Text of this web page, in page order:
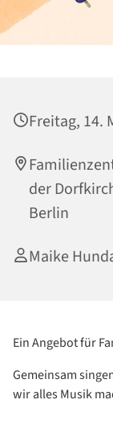
Freitag, 14.
der
Berlin
Maike
Ein Angebot für
Gemeinsam
wir alles Musik